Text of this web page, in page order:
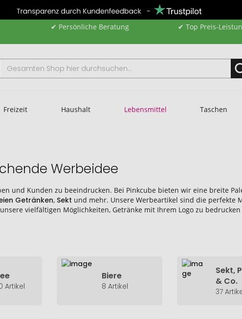
✔ Persönliche Beratung ✔ Top Preis-
Freizeit Haushalt Lebensmittel Taschen
Werbeidee
und Kunden zu beeindrucken. Bei Pinkcube bieten wir eine breite
Getränken, Sekt und mehr. Unsere Werbeartikel sind die perfekte
vielfältigen Möglichkeiten, Getränke mit Ihrem Logo zu
Artikel
Biere
8 Artikel
Sekt,
& Co.
37